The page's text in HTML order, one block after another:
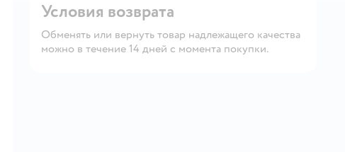
Условия возврата
Обменять или вернуть товар надлежащего качества
можно в течение 14 дней с момента покупки.